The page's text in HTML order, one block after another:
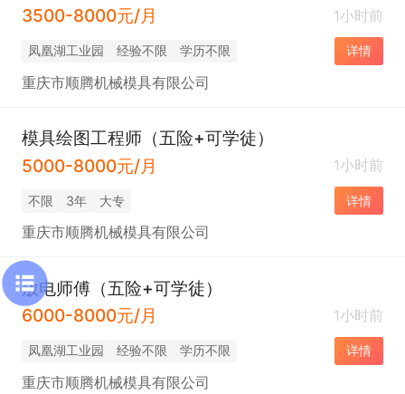
3500-8000元/月
1小时前
凤凰湖工业园 经验不限 学历不限 详情
重庆市顺腾机械模具有限公司
模具绘图工程师（五险+可学徒）
5000-8000元/月
1小时前
不限 3年 大专 详情
重庆市顺腾机械模具有限公司
放电师傅（五险+可学徒）
6000-8000元/月
1小时前
凤凰湖工业园 经验不限 学历不限 详情
重庆市顺腾机械模具有限公司